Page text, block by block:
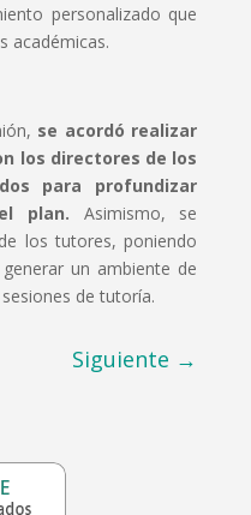
personalizado que
académicas.
se acordó realizar
los directores de los
para profundizar
plan. Asimismo, se
los tutores, poniendo
un ambiente de
de tutoría.
Siguiente →